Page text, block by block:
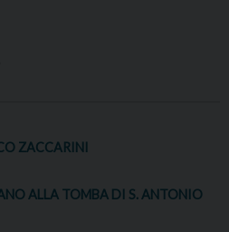
ZACCARINI
ALLA TOMBA DI S. ANTONIO